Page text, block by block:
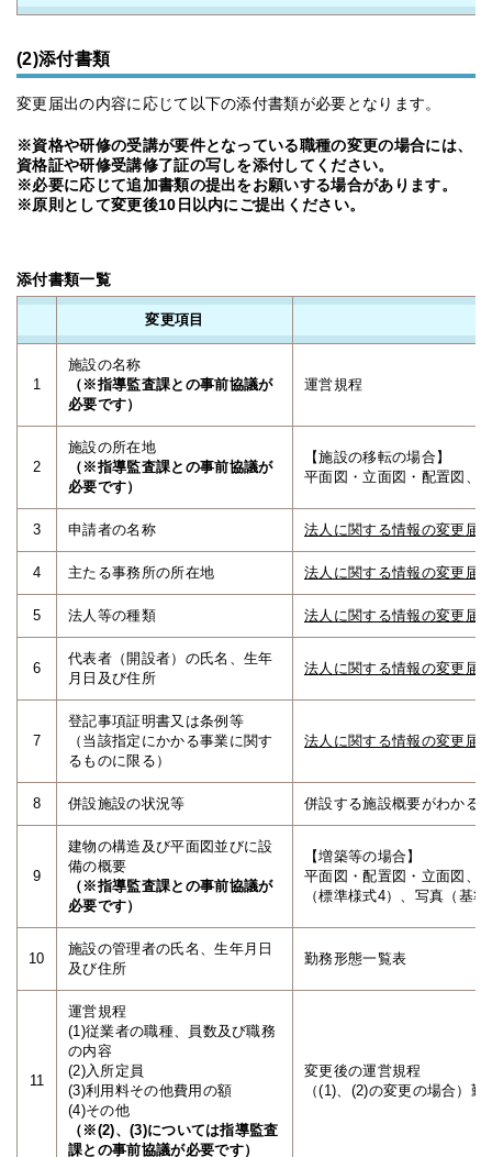
(2)添付書類
変更届出の内容に応じて以下の添付書類が必要となります。
※資格や研修の受講が要件となっている職種の変更の場合には、
資格証や研修受講修了証の写しを添付してください。
※必要に応じて追加書類の提出をお願いする場合があります。
※原則として変更後10日以内にご提出ください。
添付書類一覧
変更項目
1
施設の名称
（※指導監査課との事前協議が
必要です）
運営規程
2
施設の所在地
（※指導監査課との事前協議が
必要です）
【施設の移転の場合】
平面図・立面図・配置図、
3 申請者の名称 法人に関する情報の変更届
4 主たる事務所の所在地 法人に関する情報の変更届
5 法人等の種類 法人に関する情報の変更届
6
代表者（開設者）の氏名、生年
月日及び住所
法人に関する情報の変更届
7
登記事項証明書又は条例等
（当該指定にかかる事業に関す
るものに限る）
法人に関する情報の変更届
8 併設施設の状況等 併設する施設概要がわかる
9
建物の構造及び平面図並びに設
備の概要
（※指導監査課との事前協議が
必要です）
【増築等の場合】
平面図・配置図・立面図、
（標準様式4）、写真（基
10
施設の管理者の氏名、生年月日
及び住所
勤務形態一覧表
11
運営規程
(1)従業者の職種、員数及び職務
の内容
(2)入所定員
(3)利用料その他費用の額
(4)その他
（※(2)、(3)については指導監査
課との事前協議が必要です）
変更後の運営規程
（(1)、(2)の変更の場合）